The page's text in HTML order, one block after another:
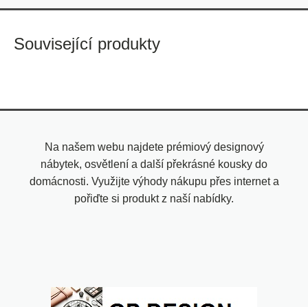
Související produkty
Na našem webu najdete prémiový designový
nábytek, osvětlení a další překrásné kousky do
domácnosti. Využijte výhody nákupu přes internet a
pořiďte si produkt z naší nabídky.